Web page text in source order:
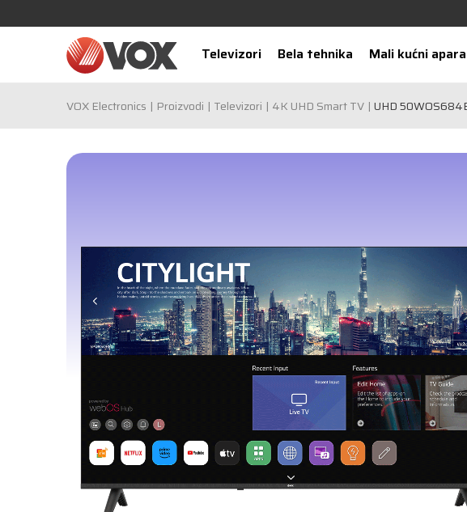
Televizori Bela tehnika Mali kućni
VOX Electronics Proizvodi Televizori 4K UHD Smart TV UHD